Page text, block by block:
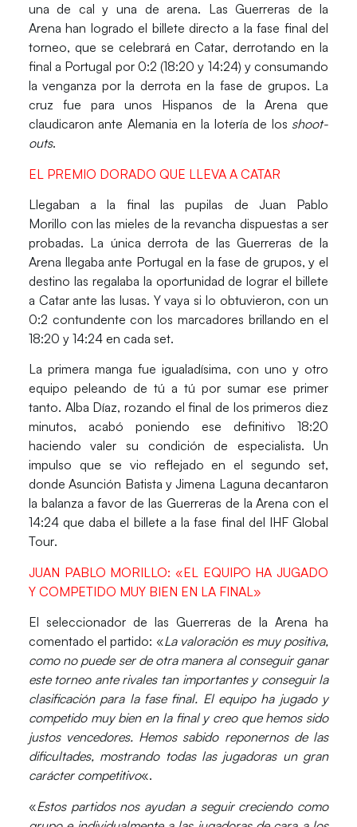
una de cal y una de arena. LasGuerreras de la
Arena han logrado el billete directo a la fase final del
torneo, que se celebrará enCatar, derrotando en la
final a Portugal por 0:2 (18:20 y 14:24) y consumando
la venganza por la derrota en la fase de grupos. La
cruz fue para unos Hispanos de la Arena que
claudicaron ante Alemania en la lotería de los shoot-
outs.
EL PREMIO DORADO QUE LLEVA A CATAR
Llegaban a la final las pupilas de Juan Pablo
Morillo con las mieles de la revancha dispuestas a ser
probadas. La única derrota de lasGuerreras de la
Arena llegaba ante Portugal en la fase de grupos, y el
destino las regalaba la oportunidad de lograr el billete
a Catarante las lusas. Y vaya si lo obtuvieron, con un
0:2 contundente con los marcadores brillando en el
18:20 y 14:24 en cada set.
La primera manga fue igualadísima, con uno y otro
equipo peleando de tú a tú por sumar ese primer
tanto. Alba Díaz, rozando el final de los primeros diez
minutos, acabó poniendo ese definitivo 18:20
haciendo valer su condición de especialista. Un
impulso que se vio reflejado en el segundo set,
dondeAsunción Batista yJimena Laguna decantaron
la balanza a favor de las Guerreras de la Arena con el
14:24 que daba el billete a la fase final del IHF Global
Tour.
JUAN PABLO MORILLO: «EL EQUIPO HA JUGADO
Y COMPETIDO MUY BIEN EN LA FINAL»
El seleccionador de las Guerreras de la Arena ha
comentado el partido: «La valoración es muy positiva,
como no puede ser de otra manera al conseguir ganar
este torneo ante rivales tan importantes y conseguir la
clasificación para la fase final. El equipo ha jugado y
competido muy bien en la final y creo que hemos sido
justos vencedores. Hemos sabido reponernos de las
dificultades, mostrando todas las jugadoras un gran
carácter competitivo«.
«Estos partidos nos ayudan a seguir creciendo como